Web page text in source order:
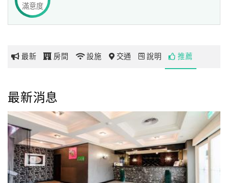
網
玩
玩
樂
地
圖
顧
客
服
滿意度
最新 房間 設施 交通 說明 推薦
最新消息